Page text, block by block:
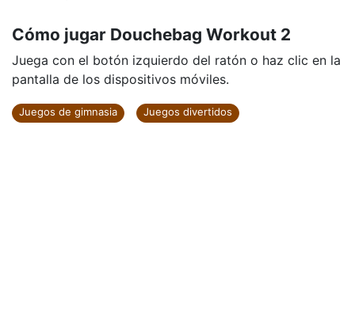
Cómo jugar Douchebag Workout 2
Juega con el botón izquierdo del ratón o haz clic en la
pantalla de los dispositivos móviles.
Juegos de gimnasia Juegos divertidos